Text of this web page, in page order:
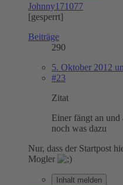
Johnny171077
[gesperrt]
Beiträge
290
5. Oktober 2012
#23
Zitat
Einer fängt an und
noch was dazu
Nur, dass der Startpost
Mogler
Inhalt melden